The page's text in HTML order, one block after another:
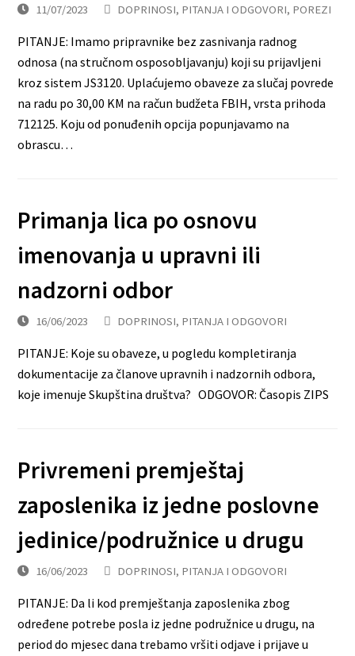
11/07/2023 DOPRINOSI, PITANJA I ODGOVORI, POREZI
PITANJE: Imamo pripravnike bez zasnivanja radnog
odnosa (na stručnom osposobljavanju) koji su prijavljeni
kroz sistem JS3120. Uplaćujemo obaveze za slučaj povrede
na radu po 30,00 KM na račun budžeta FBIH, vrsta prihoda
712125. Koju od ponuđenih opcija popunjavamo na
obrascu…
Primanja lica po osnovu
imenovanja u upravni ili
nadzorni odbor
16/06/2023 DOPRINOSI, PITANJA I ODGOVORI
PITANJE: Koje su obaveze, u pogledu kompletiranja
dokumentacije za članove upravnih i nadzornih odbora,
koje imenuje Skupština društva? ODGOVOR: Časopis ZIPS
Privremeni premještaj
zaposlenika iz jedne poslovne
jedinice/podružnice u drugu
16/06/2023 DOPRINOSI, PITANJA I ODGOVORI
PITANJE: Da li kod premještanja zaposlenika zbog
određene potrebe posla iz jedne podružnice u drugu, na
period do mjesec dana trebamo vršiti odjave i prijave u